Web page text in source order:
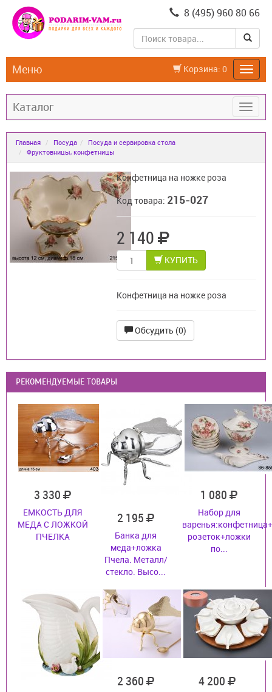
8 (495) 960 80 66
Корзина: 0
Меню
Каталог
Главная Посуда
Посуда и сервировка стола
Фруктовницы, конфетницы
Конфетница на ножке роза
Код товара: 215-027
2 140
КУПИТЬ
Конфетница на ножке роза
Обсудить (0)
РЕКОМЕНДУЕМЫЕ ТОВАРЫ
3 330
ЕМКОСТЬ ДЛЯ
МЕДА С ЛОЖКОЙ
ПЧЕЛКА
2 195
Банка для
меда+ложка
Пчела. Металл/
стекло. Высо...
1 080
Набор для
розеток+ложки
по...
2 360 4 200